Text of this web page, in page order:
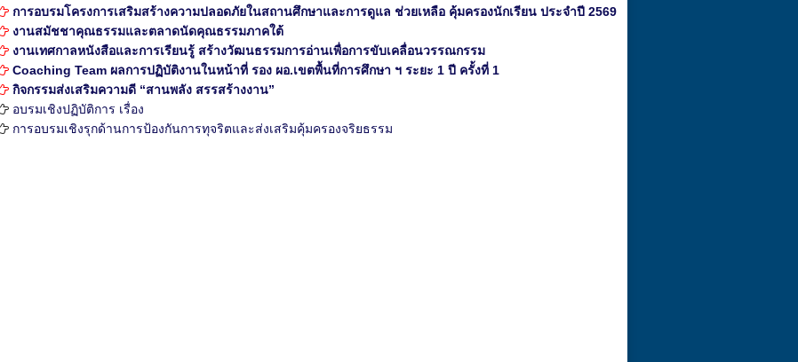
การอบรมโครงการเสริมสร้างความปลอดภัยในสถานศึกษาและการดูแล ช่วยเหลือ คุ้มครองนักเรียน ประจำปี 2569
งานสมัชชาคุณธรรมและตลาดนัดคุณธรรมภาคใต้
งานเทศกาลหนังสือและการเรียนรู้ สร้างวัฒนธรรมการอ่านเพื่อการขับเคลื่อนวรรณกรรม
Coaching Team ผลการปฏิบัติงานในหน้าที่ รอง ผอ.เขตพื้นที่การศึกษา ฯ ระยะ 1 ปี ครั้งที่ 1
กิจกรรมส่งเสริมความดี “สานพลัง สรรสร้างงาน”
อบรมเชิงปฏิบัติการ เรื่อง
การอบรมเชิงรุกด้านการป้องกันการทุจริตและส่งเสริมคุ้มครองจริยธรรม